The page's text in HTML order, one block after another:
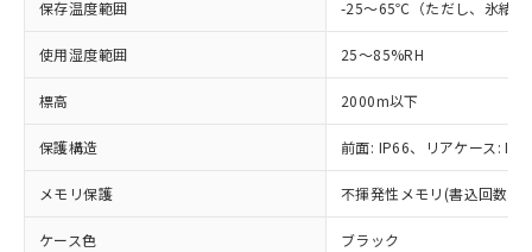
保存温度範囲 -25～65℃（ただし、氷結、
使用湿度範囲 25～85%RH
標高 2000m以下
保護構造 前面: IP66、リアケース:
メモリ保護 不揮発性メモリ(書込回数:
ケース色 ブラック
覧された時点での実際の在庫および標
準価格とは異なる場合があることをご
正式な納期状況および標準価格はお客
様のお取引先、またはお客様担当のオ
ムロン制御機器販売店・当社販売員に
」をご確認
ミウム(Cd) 100ppm以下、
六価クロム(Cr(Ⅵ)) 1000ppm以下、ポリ臭化ビフェニル
(PBDE) 1000ppm以下、フタル酸ビス(2-エチルヘキシ
ル) (DEHP)(別名：DOP) 1000ppm以下、フタル酸ブチ
ルベンジル（BBP） 1000ppm以下、フタル酸ジブチル
（DBP） 1000ppm以下、フタル酸ジイソブチル
但し、RoHS指令で産業用監視および制御機器に対する
フタル酸エステル類の４物質については閾値を超える意
図的な使用がないことを確認しています。
Pb(鉛) :1000ppm、 Hg(水銀) : 1000ppm、 Cd(カドミウ
ニル類) : 1000ppm、 PBDEs(ポリ臭化ジフェニルエーテ
DBP(フタル酸ジブチル) : 1000ppm、 DIBP(フタル酸ジ
イソブチル) : 1000ppm、 BBP(フタル酸ブチルベンジ
DEHP(フタル酸ビス(2-エチルヘキシル)) : 1000ppm
当社は規制貨物を破棄する場合は、完
全に破砕するなど、違法に輸出されな
いよう必要な手段を講じます。
当社は貴社製品を、核兵器、ミサイ
ル、化学兵器、生物兵器またはその他
武器並びにこれらの製造装置等に一切
号
○ 一定数以上の在庫あり
一定数には満たないが在庫あり
在庫なし(最新の在庫状況につ
いては、お客様のお取引先、ま